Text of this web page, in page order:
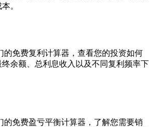
。
的免费复利计算器，查看您的投资如何
余额、总利息收入以及不同复利频率下
的免费盈亏平衡计算器，了解您需要销